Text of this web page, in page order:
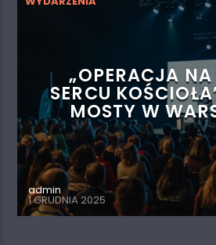
„OPERACJA
SERCU
MOSTY W
admin
1 GRUDNIA 2025